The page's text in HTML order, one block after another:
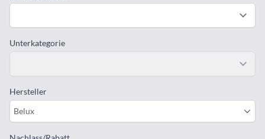
Unterkategorie
Hersteller
Belux